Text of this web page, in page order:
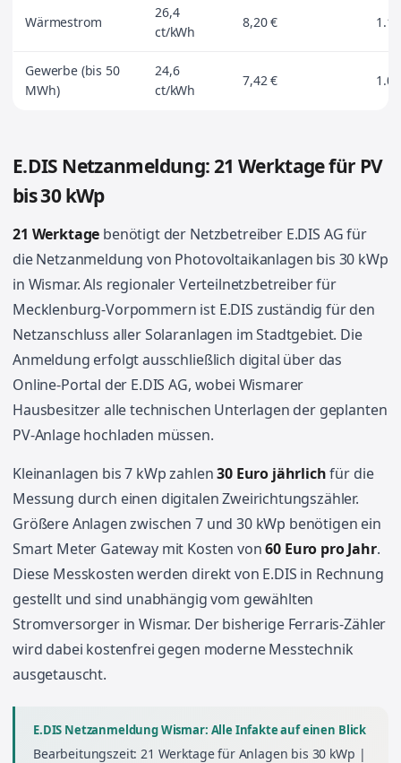
Wärmestrom
26,4
ct/kWh
8,20 €
Gewerbe (bis 50
MWh)
24,6
ct/kWh
7,42 €
E.DIS Netzanmeldung: 21 Werktage für PV
bis 30 kWp
21 Werktage benötigt der Netzbetreiber E.DIS AG für
die Netzanmeldung von Photovoltaikanlagen bis 30 kWp
in Wismar. Als regionaler Verteilnetzbetreiber für
Mecklenburg-Vorpommern ist E.DIS zuständig für den
Netzanschluss aller Solaranlagen im Stadtgebiet. Die
Anmeldung erfolgt ausschließlich digital über das
Online-Portal der E.DIS AG, wobei Wismarer
Hausbesitzer alle technischen Unterlagen der geplanten
PV-Anlage hochladen müssen.
Kleinanlagen bis 7 kWp zahlen30 Euro jährlichfür die
Messung durch einen digitalen Zweirichtungszähler.
Größere Anlagen zwischen 7 und 30 kWp benötigen ein
Smart Meter Gateway mit Kosten von60 Euro pro Jahr.
Diese Messkosten werden direkt von E.DIS in Rechnung
gestellt und sind unabhängig vom gewählten
Stromversorger in Wismar. Der bisherige Ferraris-Zähler
wird dabei kostenfrei gegen moderne Messtechnik
ausgetauscht.
E.DIS Netzanmeldung Wismar: Alle Infakte auf einen Blick
Bearbeitungszeit: 21 Werktage für Anlagen bis 30 kWp |